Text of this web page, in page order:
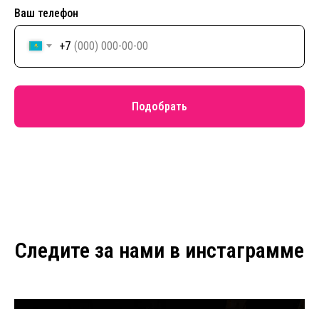
Ваш телефон
+7
Подобрать
Следите за нами в инстаграмме